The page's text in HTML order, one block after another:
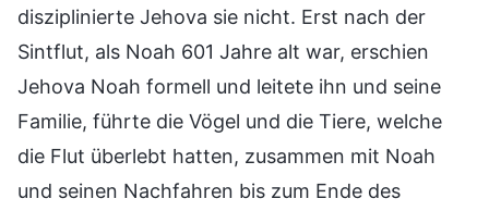
disziplinierte Jehova sie nicht. Erst nach der
Sintflut, als Noah 601 Jahre alt war, erschien
Jehova Noah formell und leitete ihn und seine
Familie, führte die Vögel und die Tiere, welche
die Flut überlebt hatten, zusammen mit Noah
und seinen Nachfahren bis zum Ende des